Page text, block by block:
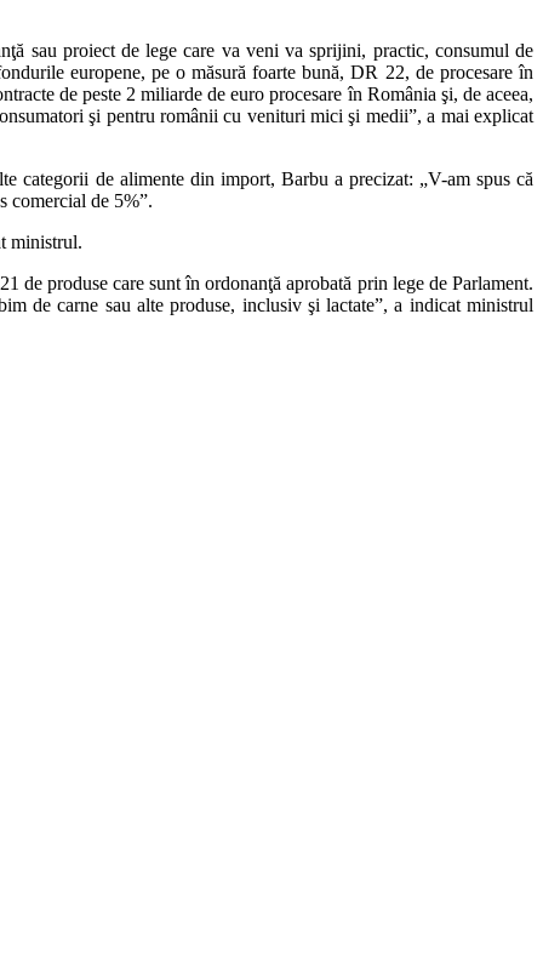
sau proiect de lege care va veni va sprijini, practic, consumul de
europene, pe o măsură foarte bună, DR 22, de procesare în
de peste 2 miliarde de euro procesare în România şi, de aceea,
şi pentru românii cu venituri mici şi medii”, a mai explicat
categorii de alimente din import, Barbu a precizat: „V-am spus că
comercial de 5%”.
ministrul.
de produse care sunt în ordonanţă aprobată prin lege de Parlament.
de carne sau alte produse, inclusiv şi lactate”, a indicat ministrul